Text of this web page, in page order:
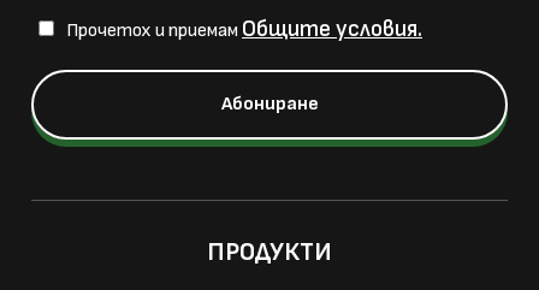
Прочетох и приемам Общите условия.
ПРОДУКТИ